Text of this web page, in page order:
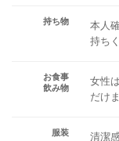
持ち物
本人
持ち
お食事
飲み物
女性
だけ
服装 清潔